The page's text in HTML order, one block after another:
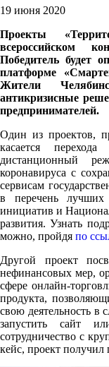
19 июня 2020
Проекты
всероссийском
Победитель будет
платформе
Жители
антикризисные
предпринимателей.
Один из проектов,
касается
дистанционный
коронавируса с
сервисам
в перечень лучших
инициатив и
развития. Узнать
можно, пройдя по
Другой проект
нефинансовых мер,
сфере онлайн-
продукта,
свою деятельность в
запустить сайт
сотрудничество с
кейс, проект получил